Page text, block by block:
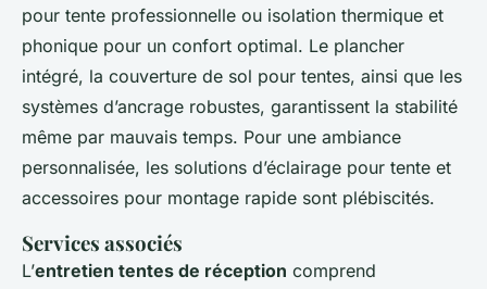
pour tente professionnelle ou isolation thermique et
phonique pour un confort optimal. Le plancher
intégré, la couverture de sol pour tentes, ainsi que les
systèmes d’ancrage robustes, garantissent la stabilité
même par mauvais temps. Pour une ambiance
personnalisée, les solutions d’éclairage pour tente et
accessoires pour montage rapide sont plébiscités.
Services associés
L’entretien tentes de réception comprend